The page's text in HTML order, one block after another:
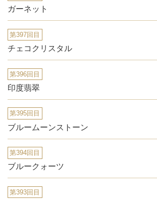
ガーネット
第397回目
チェコクリスタル
第396回目
印度翡翠
第395回目
ブルームーンストーン
第394回目
ブルークォーツ
第393回目